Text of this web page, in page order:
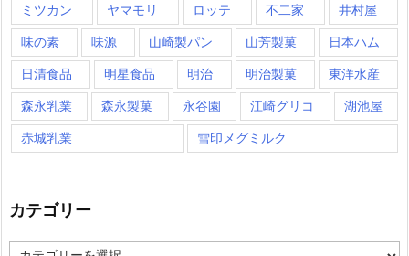
ミツカン ヤマモリ ロッテ 不二家 井村屋
味の素 味源 山崎製パン 山芳製菓 日本ハム
日清食品 明星食品 明治 明治製菓 東洋水産
森永乳業 森永製菓 永谷園 江崎グリコ 湖池屋
赤城乳業 雪印メグミルク
カテゴリー